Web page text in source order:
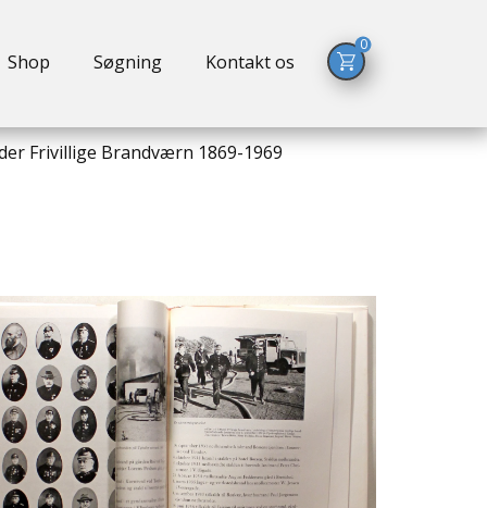
Shop Søgning Kontakt os
0
Frivillige Brandværn 1869-1969